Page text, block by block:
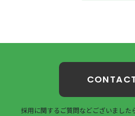
採用に関するご質問などございました